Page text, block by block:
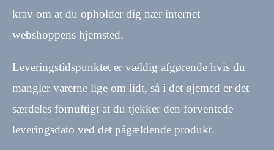
krav om at du opholder dig nær internet
webshoppens hjemsted.
Leveringstidspunktet er vældig afgørende hvis du
mangler varerne lige om lidt, så i det øjemed er det
særdeles fornuftigt at du tjekker den forventede
leveringsdato ved det pågældende produkt.